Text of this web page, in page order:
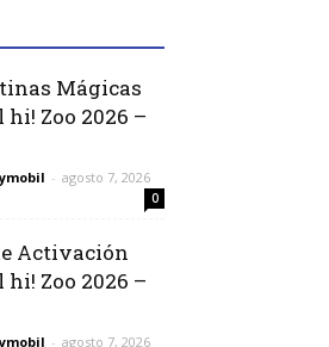
Mágicas
Zoo 2026 –
- agosto 7, 2026
0
Activación
Zoo 2026 –
- agosto 7, 2026